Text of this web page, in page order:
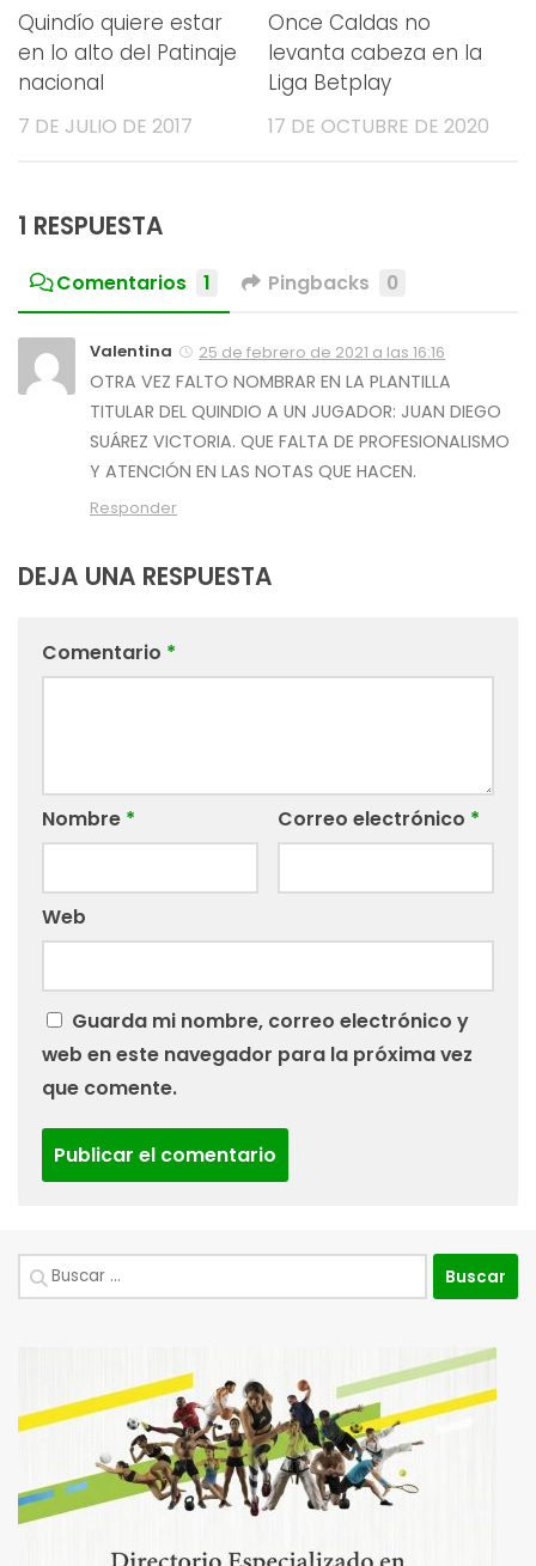
Quindío quiere estar
en lo alto del Patinaje
nacional
7 DE JULIO DE 2017
Once Caldas no
levanta cabeza en la
Liga Betplay
17 DE OCTUBRE DE 2020
1 RESPUESTA
Comentarios 1 Pingbacks 0
Valentina 25 de febrero de 2021 a las 16:16
OTRA VEZ FALTO NOMBRAR EN LA PLANTILLA
TITULAR DEL QUINDIO A UN JUGADOR: JUAN DIEGO
SUÁREZ VICTORIA. QUE FALTA DE PROFESIONALISMO
Y ATENCIÓN EN LAS NOTAS QUE HACEN.
Responder
DEJA UNA RESPUESTA
Comentario *
Nombre * Correo electrónico *
Web
Guarda mi nombre, correo electrónico y
web en este navegador para la próxima vez
que comente.
Buscar: